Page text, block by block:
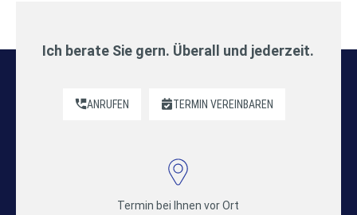
Ich berate Sie gern. Überall und jederzeit.
ANRUFEN TERMIN VEREINBAREN
Termin bei Ihnen vor Ort